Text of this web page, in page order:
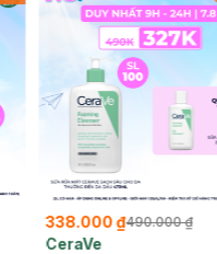
338.000 ₫490.000 ₫
CeraVe